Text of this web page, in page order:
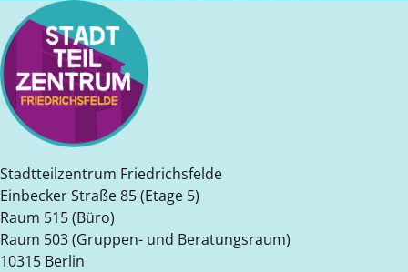
Stadtteilzentrum Friedrichsfelde
Einbecker Straße 85 (Etage 5)
Raum 515 (Büro)
Raum 503 (Gruppen- und Beratungsraum)
10315 Berlin